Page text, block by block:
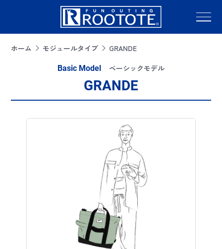
ホーム モジュールタイプ GRANDE
GRANDE
Basic Model ベーシックモデル